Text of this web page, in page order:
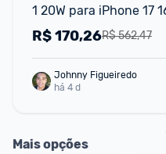
1 20W para iPhone 17
Apple Watch - Suporte
R$ 562,47
R$170,26
Johnny Figueiredo
há 4 d
Mais opções